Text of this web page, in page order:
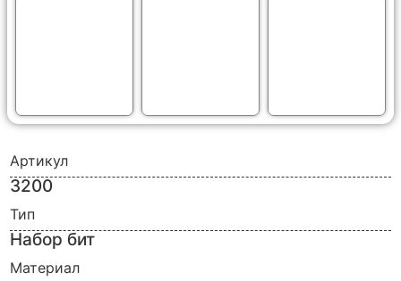
Артикул
3200
Тип
Набор бит
Материал